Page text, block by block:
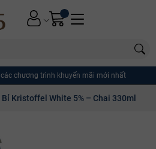
chương trình khuyến mãi mới nhất
Bỉ Kristoffel White 5% – Chai 330ml